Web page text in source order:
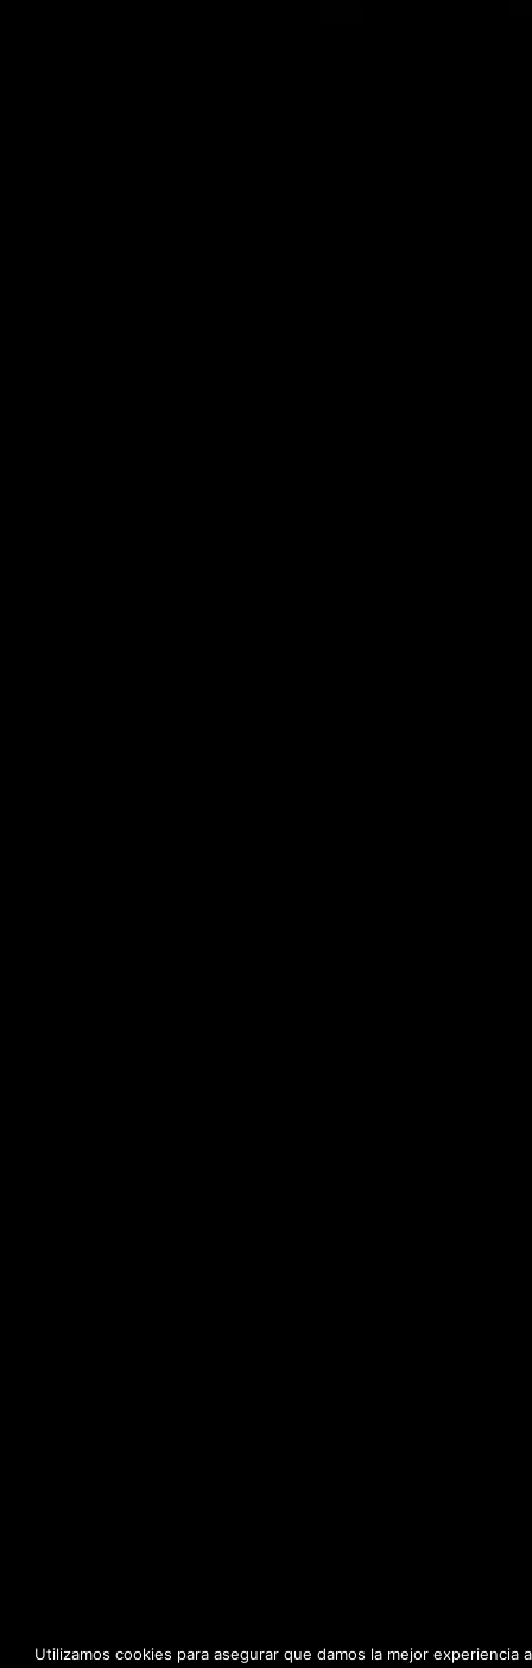
Utilizamos cookies para asegurar que damos la mejor